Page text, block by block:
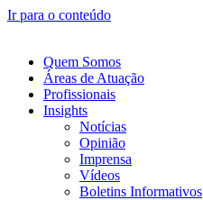
Ir para o conteúdo
Quem Somos
Áreas de Atuação
Profissionais
Insights
Notícias
Opinião
Imprensa
Vídeos
Boletins Informativos